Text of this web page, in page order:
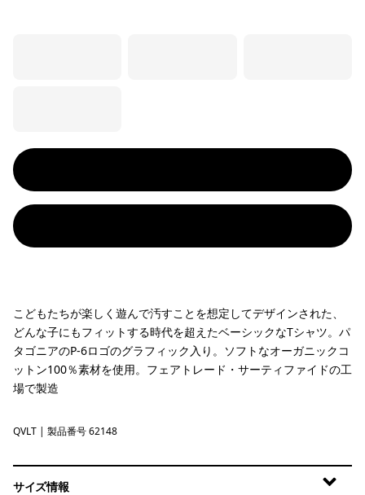
こどもたちが楽しく遊んで汚すことを想定してデザインされた、
どんな子にもフィットする時代を超えたベーシックなTシャツ。パ
タゴニアのP-6ロゴのグラフィック入り。ソフトなオーガニックコ
ットン100％素材を使用。フェアトレード・サーティファイドの工
場で製造
Quiet Violet
QVLT | 製品番号 62148
サイズ情報